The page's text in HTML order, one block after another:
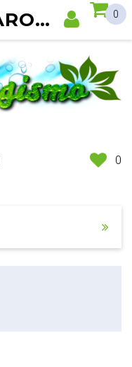
0
0
LIMNOPHILA AROMATICA